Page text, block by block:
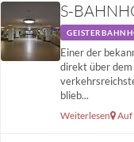
S-
Einer der
direkt über
blieb...
Weiterlesen Auf